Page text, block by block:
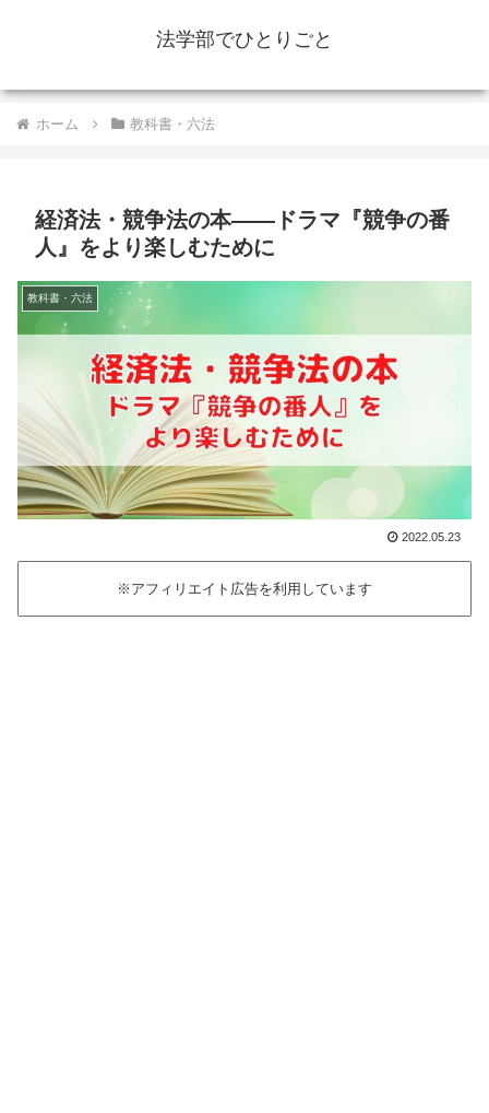
法学部でひとりごと
ホーム 教科書・六法
経済法・競争法の本――ドラマ『競争の番
人』をより楽しむために
教科書・六法
2022.05.23
※アフィリエイト広告を利用しています